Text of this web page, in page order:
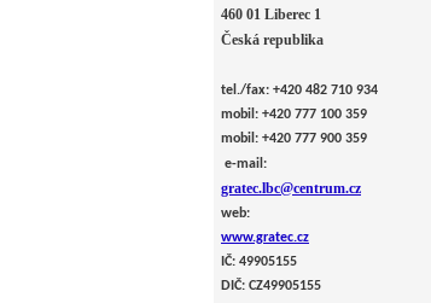
460 01 Liberec 1
Česká republika
tel./fax: +420 482 710 934
mobil: +420 777 100 359
mobil: +420 777 900 359
e-mail:
gratec.lbc@centrum.cz
web:
www.gratec.cz
IČ: 49905155
DIČ: CZ49905155